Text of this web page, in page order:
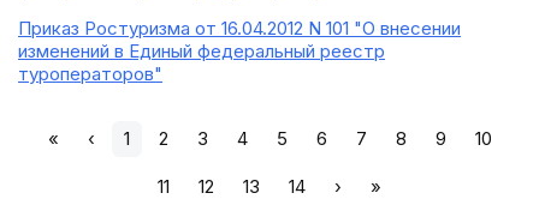
Приказ Ростуризма от 16.04.2012 N 101 "О внесении
изменений в Единый федеральный реестр
туроператоров"
« ‹ 1 2 3 4 5 6 7 8 9 10
11 12 13 14 › »